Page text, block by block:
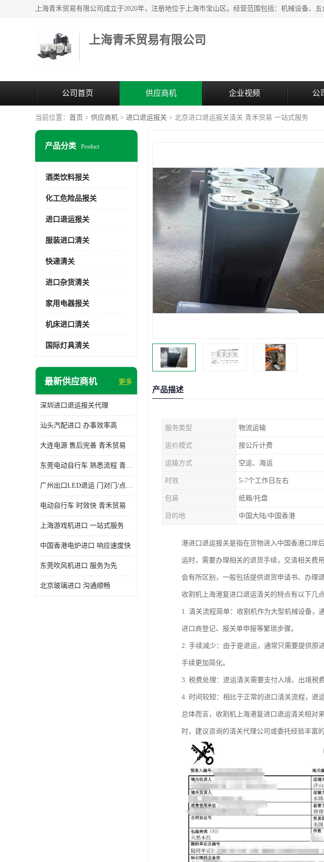
上海青禾贸易有限公司
公司首页 供应商机 企业视频 公
当前位置： 首页 > 供应商机 > 进口退运报关 > 北京进口退运报关清关 青禾贸易 一站式服务
产品分类 Product
酒类饮料报关
化工危险品报关
进口退运报关
服装进口清关
快递清关
进口杂货清关
家用电器报关
机床进口清关
国际灯具清关
最新供应商机 更多
深圳进口退运报关代理
汕头汽配进口 办事效率高
大连电源 售后完善 青禾贸易
东莞电动自行车 熟悉流程 青禾贸易
广州出口LED退运 门对门/点对点
电动自行车 时效快 青禾贸易
上海游戏机进口 一站式服务
中国香港电炉进口 响应速度快
东莞吹风机进口 服务为先
北京玻璃进口 沟通顺畅
产品描述
服务类型 物流运输
运价模式 按公斤计费
运输方式 空运、海运
时效 5-7个工作日左右
包装 纸箱/托盘
目的地 中国大陆/中国香港
港进口退运报关是指在货物进入中国香港口岸
运时，需要办理相关的退货手续，交清相关费
会有所区别，一般包括提供退货申请书、办理
收割机上海港复进口退运清关的特点有以下几点
1. 清关流程简单：收割机作为大型机械设备，
进口商登记、报关单申报等繁琐步骤。
2. 手续减少：由于是退运，通常只需要提供原
手续更加简化。
3. 税费处理：退运清关需要支付入境、出境税
4. 时间较短：相比于正常的进口清关流程，退
总体而言，收割机上海港复进口退运清关相对
时，建议咨询的清关代理公司或委托经验丰富